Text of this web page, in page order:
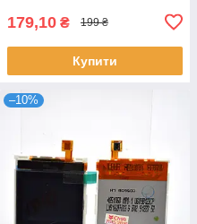
179,10 ₴ 199 ₴
Купити
–10%